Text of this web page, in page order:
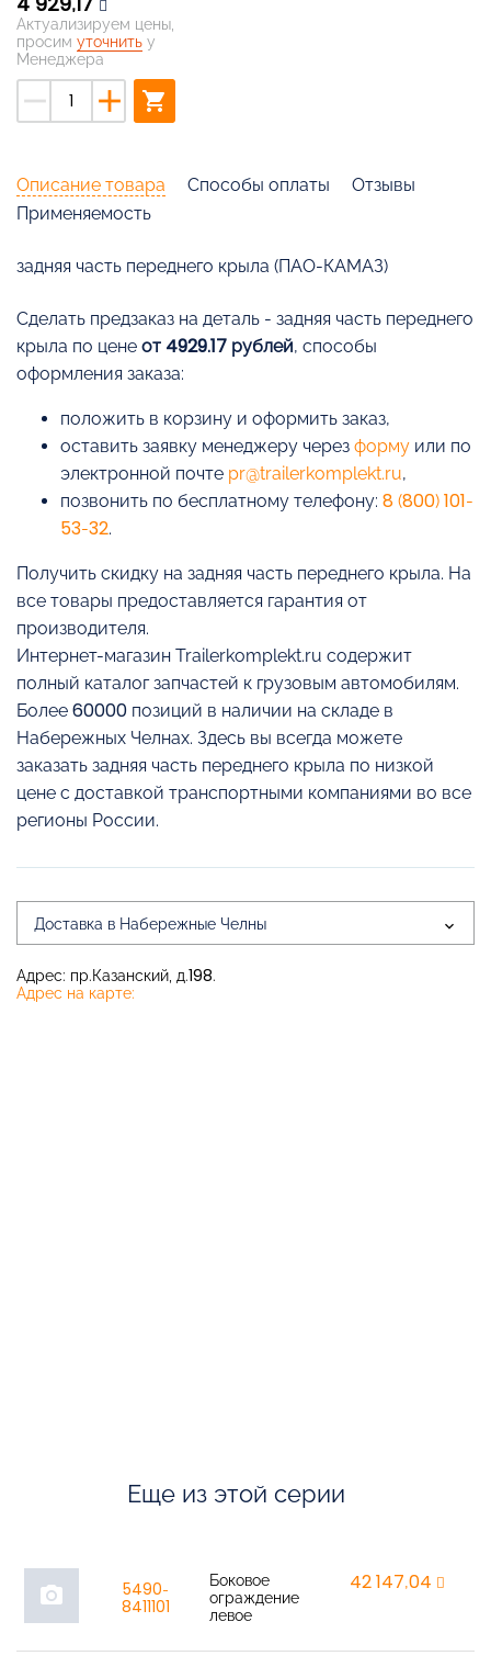
Актуализируем цены,
просим уточнить у
Менеджера
remove add shopping_cart
Описание товара Способы оплаты
Отзывы
Применяемость
задняя часть переднего крыла (ПАО-КАМАЗ)
Cделать предзаказ на деталь - задняя часть переднего
крыла по цене от 4929.17 рублей, способы
оформления заказа:
положить в корзину и оформить заказ,
оставить заявку менеджеру через форму или по
электронной почте pr@trailerkomplekt.ru,
позвонить по бесплатному телефону: 8 (800) 101-
53-32.
Получить скидку на задняя часть переднего крыла. На
все товары предоставляется гарантия от
производителя.
Интернет-магазин Trailerkomplekt.ru содержит
полный каталог запчастей к грузовым автомобилям.
Более 60000 позиций в наличии на складе в
Набережных Челнах. Здесь вы всегда можете
заказать задняя часть переднего крыла по низкой
цене с доставкой транспортными компаниями во все
регионы России.
Доставка в Набережные Челны
Адрес: пр.Казанский, д.198.
Адрес на карте:
Еще из этой серии
photo_camera
5490-
8411101
Боковое
ограждение
левое
42 147,04